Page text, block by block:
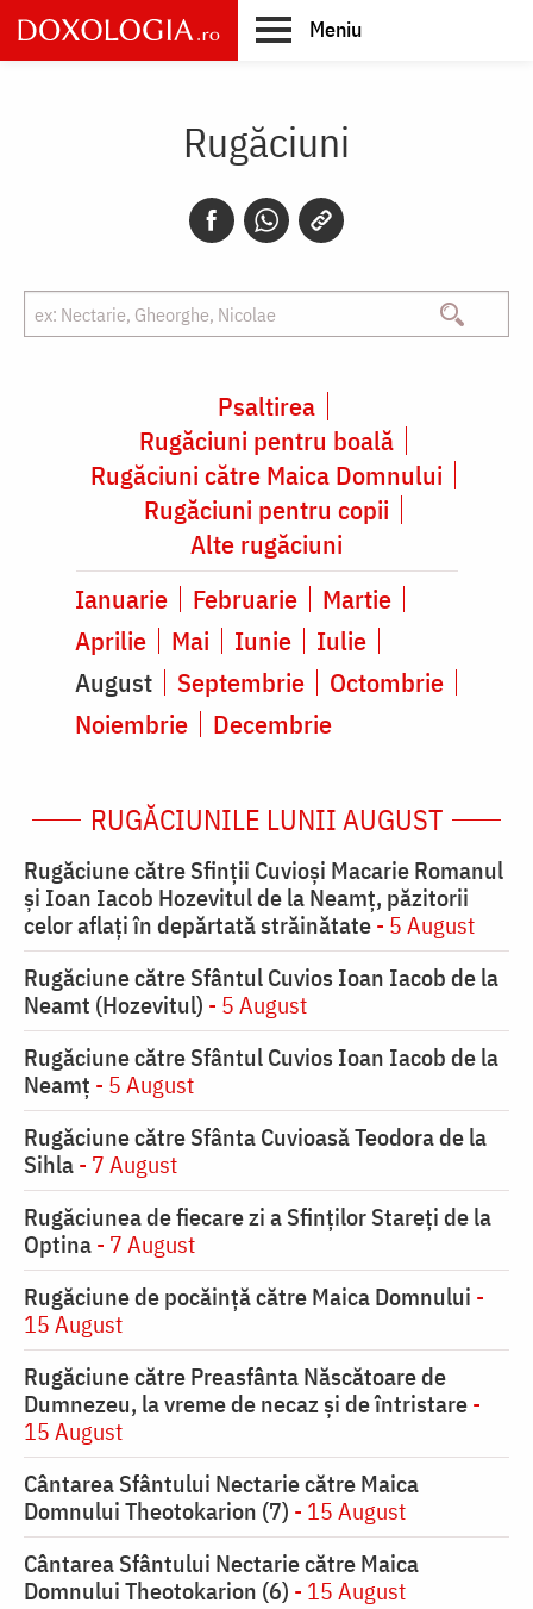
Skip
to
main
Meniu
Rugăciuni
Psaltirea
Rugăciuni pentru boală
Rugăciuni către Maica Domnului
Rugăciuni pentru copii
Alte rugăciuni
Ianuarie
Februarie
Martie
Aprilie
Mai Iunie
Iulie
August
Septembrie
Octombrie
Noiembrie
Decembrie
RUGĂCIUNILE LUNII AUGUST
Rugăciune către Sfinții Cuvioși Macarie Romanul
și Ioan Iacob Hozevitul de la Neamț, păzitorii
celor aflați în depărtată străinătate- 5 August
Rugăciune către Sfântul Cuvios Ioan Iacob de la
Neamt (Hozevitul) - 5 August
Rugăciune către Sfântul Cuvios Ioan Iacob de la
Neamț - 5 August
Rugăciune către Sfânta Cuvioasă Teodora de la
Sihla- 7 August
Rugăciunea de fiecare zi a Sfinților Stareți de la
Optina- 7 August
Rugăciune de pocăinţă către Maica Domnului -
15 August
Rugăciune către Preasfânta Născătoare de
Dumnezeu, la vreme de necaz şi de întristare-
15 August
Cântarea Sfântului Nectarie către Maica
Domnului Theotokarion (7) - 15 August
Cântarea Sfântului Nectarie către Maica
Domnului Theotokarion (6) - 15 August